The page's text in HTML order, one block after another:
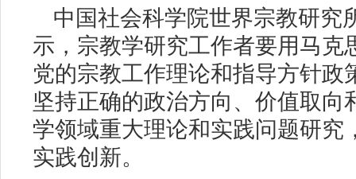
中国社会科学院世界宗教研究
示，宗教学研究工作者要用马克
党的宗教工作理论和指导方针政
坚持正确的政治方向、价值取向
学领域重大理论和实践问题研究
实践创新。